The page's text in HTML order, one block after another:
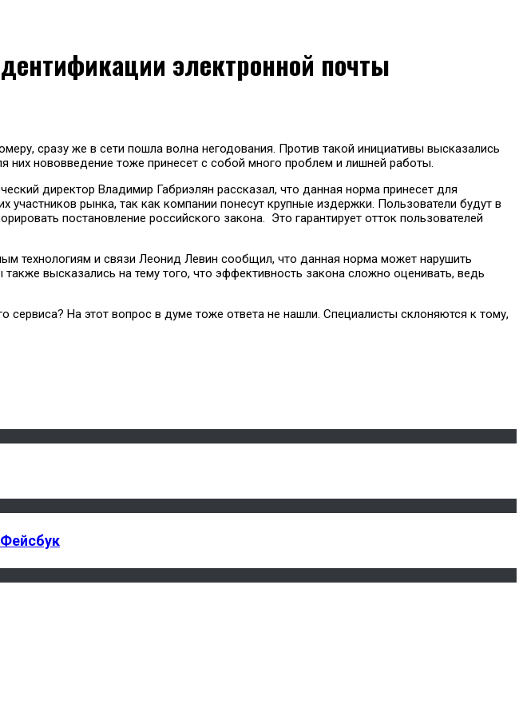
электронной почты
сразу же в сети пошла волна негодования. Против такой инициативы высказались
них нововведение тоже принесет с собой много проблем и лишней работы.
директор Владимир Габриэлян рассказал, что данная норма принесет для
рынка, так как компании понесут крупные издержки. Пользователи будут в
постановление российского закона. Это гарантирует отток пользователей
технологиям и связи Леонид Левин сообщил, что данная норма может нарушить
высказались на тему того, что эффективность закона сложно оценивать, ведь
На этот вопрос в думе тоже ответа не нашли. Специалисты склоняются к тому,